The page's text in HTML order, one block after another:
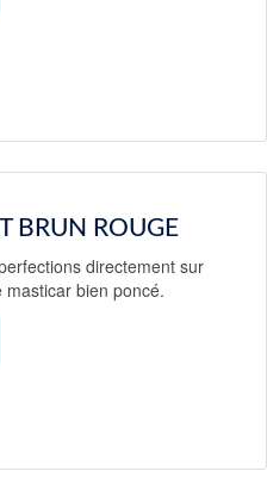
BRUN ROUGE
directement sur
bien poncé.